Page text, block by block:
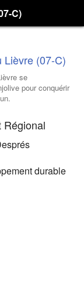
C)
Lièvre (07-C)
se
pour conquérir
Régional
durable